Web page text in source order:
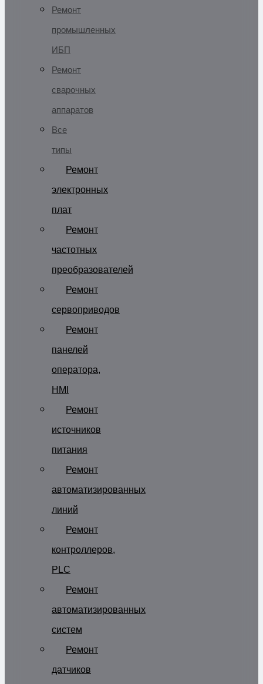
Ремонт
промышленных
ИБП
Ремонт
сварочных
аппаратов
Все
типы
Ремонт
электронных
плат
Ремонт
частотных
преобразователей
Ремонт
сервоприводов
Ремонт
панелей
оператора,
HMI
Ремонт
источников
питания
Ремонт
автоматизированных
линий
Ремонт
контроллеров,
PLC
Ремонт
автоматизированных
систем
Ремонт
датчиков